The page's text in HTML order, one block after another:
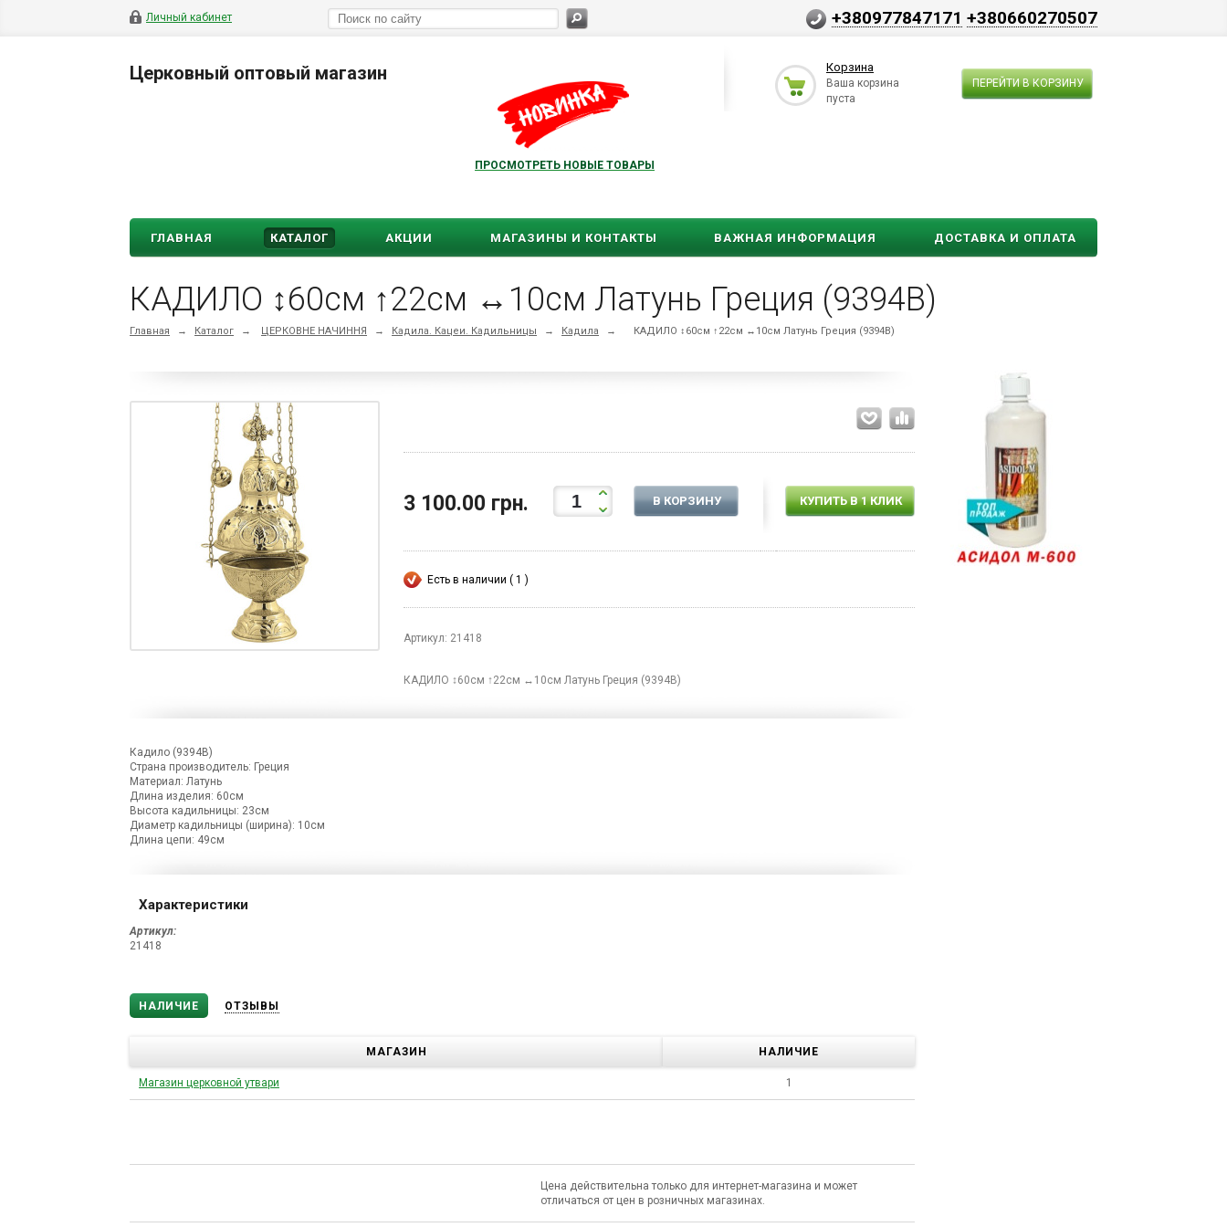
Личный кабинет +380977847171 +380660270507
Церковный оптовый магазин
ПРОСМОТРЕТЬ НОВЫЕ ТОВАРЫ
Корзина
Ваша корзина
пуста
ПЕРЕЙТИ В КОРЗИНУ
ГЛАВНАЯ КАТАЛОГ АКЦИИ МАГАЗИНЫ И КОНТАКТЫ ВАЖНАЯ ИНФОРМАЦИЯ ДОСТАВКА И ОПЛАТА
КАДИЛО ↕60см ↑22см ↔10см Латунь Греция (9394B)
Главная → Каталог → ЦЕРКОВНЕ НАЧИННЯ → Кадила. Кацеи. Кадильницы → Кадила → КАДИЛО ↕60см ↑22см ↔10см Латунь Греция (9394B)
3 100.00 грн. В КОРЗИНУ КУПИТЬ В 1 КЛИК
Есть в наличии ( 1 )
Артикул: 21418
КАДИЛО ↕60см ↑22см ↔10см Латунь Греция (9394B)
Кадило (9394B)
Страна производитель: Греция
Материал: Латунь
Длина изделия: 60см
Высота кадильницы: 23см
Диаметр кадильницы (ширина): 10см
Длина цепи: 49см
Характеристики
Артикул:
21418
НАЛИЧИЕ ОТЗЫВЫ
МАГАЗИН НАЛИЧИЕ
Магазин церковной утвари 1
Цена действительна только для интернет-магазина и может
отличаться от цен в розничных магазинах.